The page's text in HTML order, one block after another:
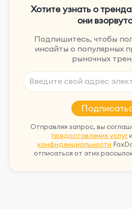
Хотите узнать о
они
Подпишитесь, чтобы
инсайты о популярных
рыночных
Отправляя запрос, вы
предоставления услуги
конфиденциальности
отписаться от этих